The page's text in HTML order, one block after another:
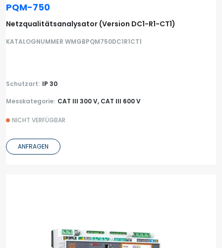
PQM-750
Netzqualitätsanalysator (Version DC1-R1-CT1)
KATALOGNUMMER WMGBPQM750DC1R1CT1
Schutzart: IP 30
Messkategorie: CAT III 300 V, CAT III 600 V
NICHT VERFÜGBAR
ANFRAGEN